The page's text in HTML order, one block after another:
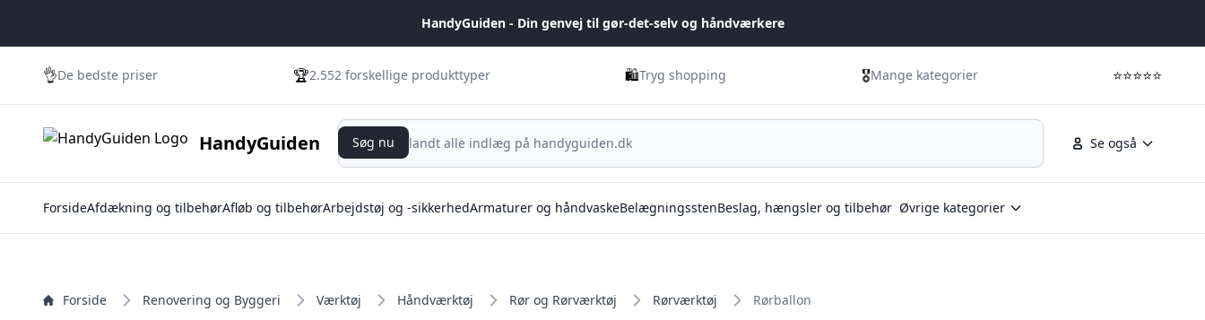
HandyGuiden - Din genvej til gør-det-selv og håndværkere
👌De bedste priser 🏆2.552 forskellige produkttyper 🛍️Tryg shopping 🎖️Mange kategorier ⭐⭐⭐⭐⭐
HandyGuiden Se også
Søg nu
Søg nu
ForsideAfdækning og tilbehørAfløb og tilbehørArbejdstøj og -sikkerhedArmaturer og håndvaskeBelægningsstenBeslag, hængsler og tilbehør Øvrige kategorier
Forside Renovering og Byggeri Værktøj Håndværktøj Rør og Rørværktøj Rørværktøj Rørballon